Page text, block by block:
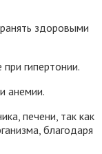
здоровыми
гипертонии.
анемии.
печени, так как
благодаря